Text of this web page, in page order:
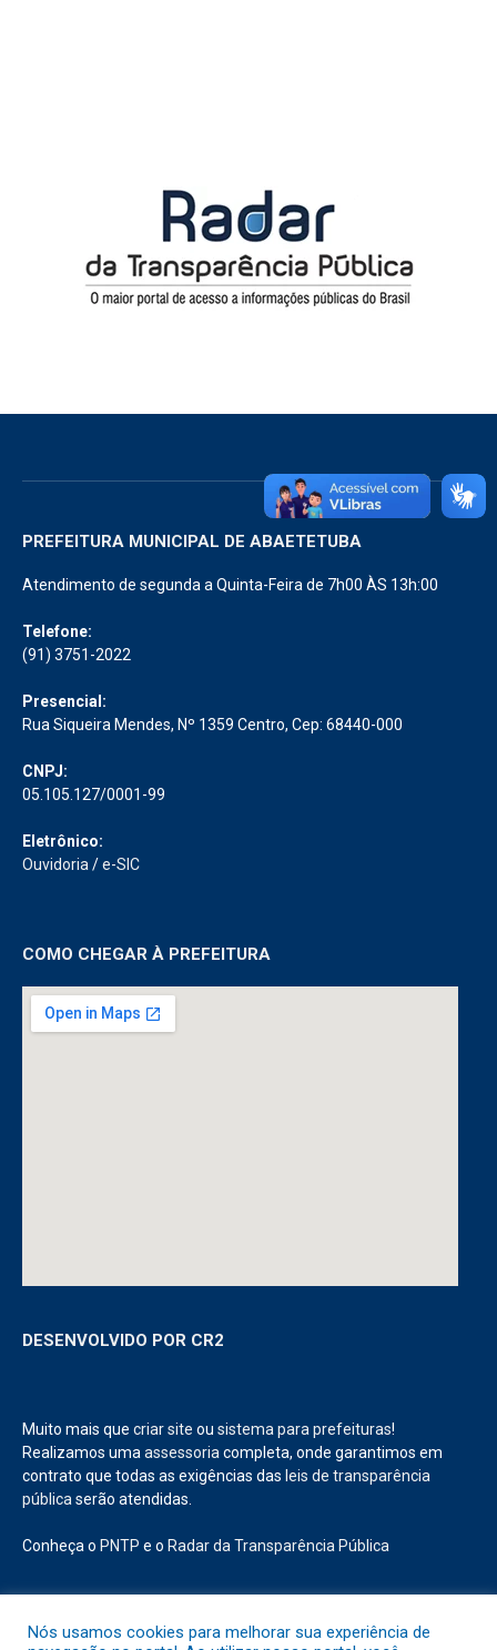
PREFEITURA MUNICIPAL DE ABAETETUBA
Atendimento de segunda a Quinta-Feira de 7h00 ÀS 13h:00
Telefone:
(91) 3751-2022
Presencial:
Rua Siqueira Mendes, Nº 1359 Centro, Cep: 68440-000
CNPJ:
05.105.127/0001-99
Eletrônico:
Ouvidoria /e-SIC
COMO CHEGAR À PREFEITURA
DESENVOLVIDO POR CR2
Muito mais que criar site ou sistema para prefeituras!
Realizamos uma assessoria completa, onde garantimos em
contrato que todas as exigências das leis de transparência
pública serão atendidas.
Conheça o PNTP e o Radar da Transparência Pública
Nós usamos cookies para melhorar sua experiência de